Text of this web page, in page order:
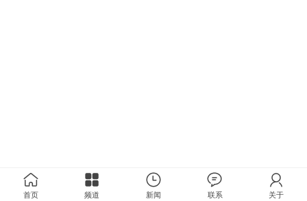
首页 频道 新闻 联系 关于